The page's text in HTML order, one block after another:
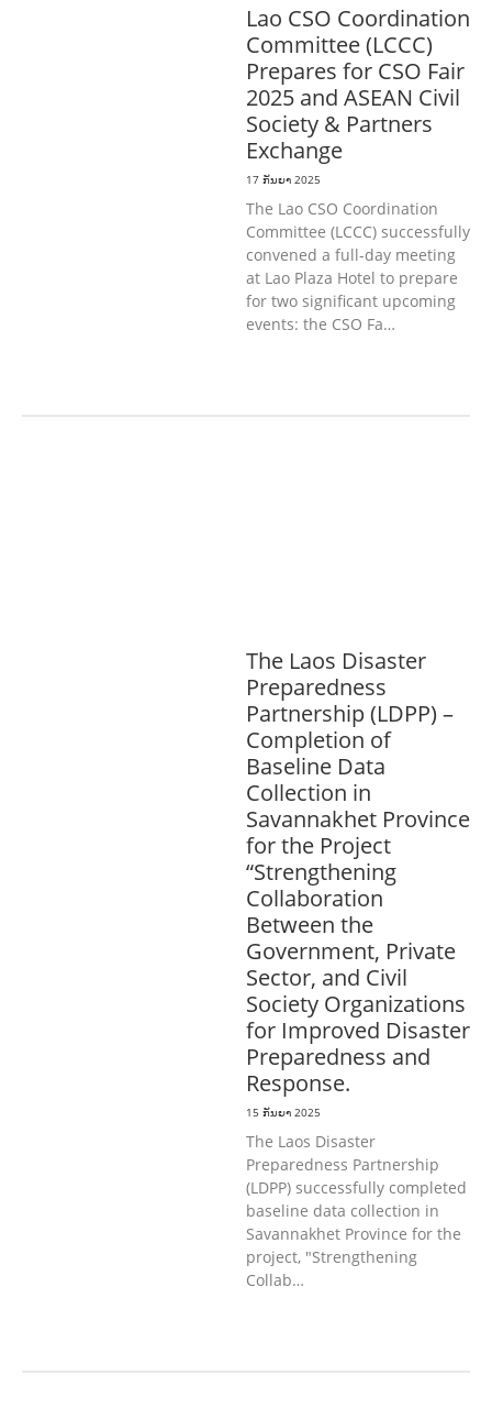
Lao CSO Coordination
Committee (LCCC)
Prepares for CSO Fair
2025 and ASEAN Civil
Society & Partners
Exchange
17 ກັນຍາ 2025
The Lao CSO Coordination
Committee (LCCC) successfully
convened a full-day meeting
at Lao Plaza Hotel to prepare
for two significant upcoming
events: the CSO Fa…
The Laos Disaster
Preparedness
Partnership (LDPP) –
Completion of
Baseline Data
Collection in
Savannakhet Province
for the Project
“Strengthening
Collaboration
Between the
Government, Private
Sector, and Civil
Society Organizations
for Improved Disaster
Preparedness and
Response.
15 ກັນຍາ 2025
The Laos Disaster
Preparedness Partnership
(LDPP) successfully completed
baseline data collection in
Savannakhet Province for the
project, "Strengthening
Collab…